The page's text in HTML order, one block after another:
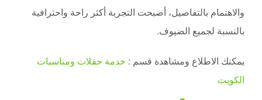
والاهتمام بالتفاصيل، أصبحت التجربة أكثر راحة واحترافية
بالنسبة لجميع الضيوف.
يمكنك الاطلاع ومشاهدة قسم : خدمة حفلات ومناسبات
الكويت